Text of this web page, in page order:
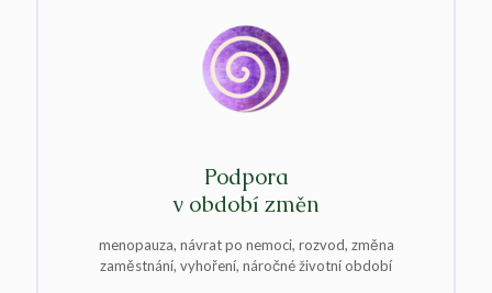
Podpora
v období změn
menopauza, návrat po nemoci, rozvod, změna
zaměstnání, vyhoření, náročné životní období